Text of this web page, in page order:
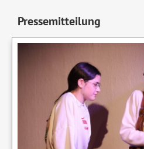
Pressemitteilung